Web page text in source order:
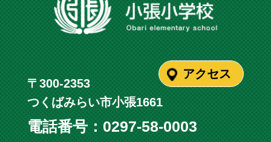
〒300-2353
つくばみらい市小張1661
アクセス
電話番号：0297-58-0003